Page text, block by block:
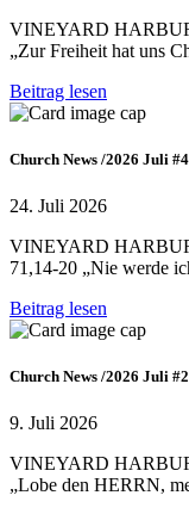
VINEYARD
„Zur Freiheit hat uns
Beitrag lesen
Church News /2026 Juli #4
24. Juli 2026
VINEYARD
71,14-20 „Nie werde
Beitrag lesen
Church News /2026 Juli #2
9. Juli 2026
VINEYARD
„Lobe den HERRN,